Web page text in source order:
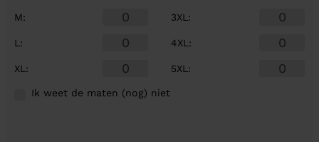
M:
L :
XL :
3XL :
4XL :
5XL :
Ik weet de maten (nog) niet